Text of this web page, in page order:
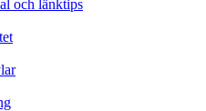
och länktips